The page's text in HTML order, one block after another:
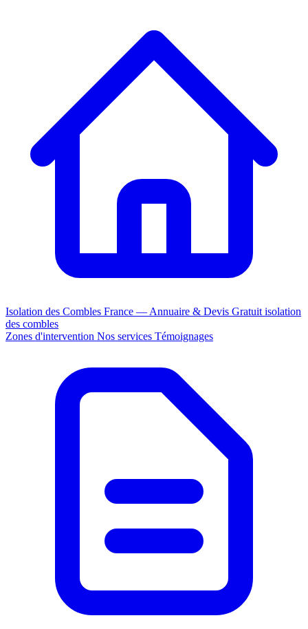
Isolation des Combles France — Annuaire & Devis Gratuit isolation
des combles
Zones d'intervention Nos services Témoignages